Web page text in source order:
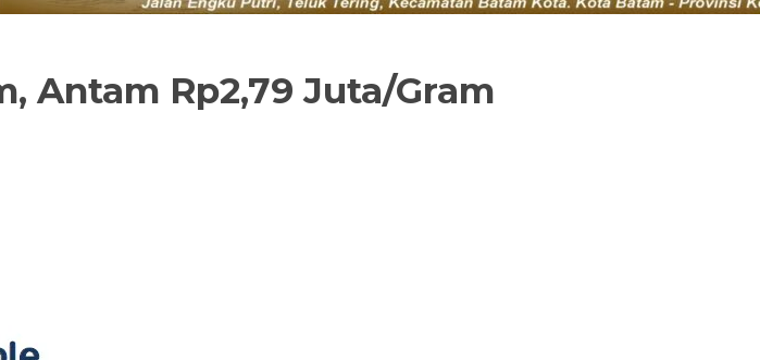
Antam Rp2,79 Juta/Gram